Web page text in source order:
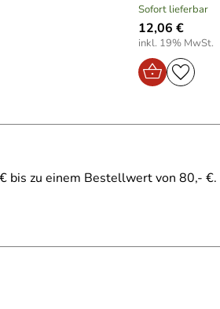
Sofort lieferbar
12,06 €
inkl. 19% MwSt.
bis zu einem Bestellwert von 80,- €.